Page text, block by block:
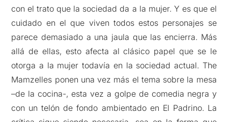
con el trato que la sociedad da a la mujer. Y es que el
cuidado en el que viven todos estos personajes se
parece demasiado a una jaula que las encierra. Más
allá de ellas, esto afecta al clásico papel que se le
otorga a la mujer todavía en la sociedad actual. The
Mamzelles ponen una vez más el tema sobre la mesa
–de la cocina-, esta vez a golpe de comedia negra y
con un telón de fondo ambientado en El Padrino. La